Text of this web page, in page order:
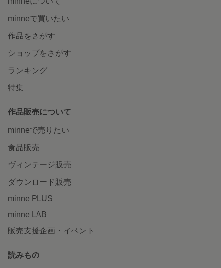
minneで買いたい
作品をさがす
ショップをさがす
ランキング
特集
作品販売について
minneで売りたい
食品販売
ヴィンテージ販売
ダウンロード販売
minne PLUS
minne LAB
販売支援企画・イベント
読みもの